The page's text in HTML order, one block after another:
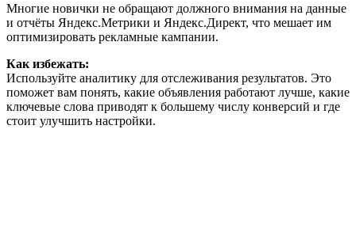
Многие новички не обращают должного внимания на данные
и отчёты Яндекс.Метрики и Яндекс.Директ, что мешает им
оптимизировать рекламные кампании.
Как избежать:
Используйте аналитику для отслеживания результатов. Это
поможет вам понять, какие объявления работают лучше, какие
ключевые слова приводят к большему числу конверсий и где
стоит улучшить настройки.